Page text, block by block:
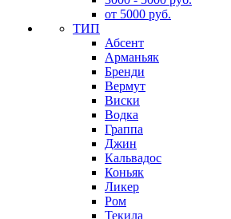
от 5000 руб.
ТИП
Абсент
Арманьяк
Бренди
Вермут
Виски
Водка
Граппа
Джин
Кальвадос
Коньяк
Ликер
Ром
Текила